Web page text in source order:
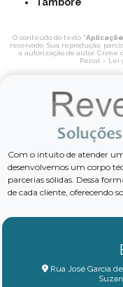
Tamboré
O conteúdo do texto "
reservado. Sua reprodução,
a autorização do autor. Crime
Penal – Lei
Com o intuito de atender
desenvolvemos um corpo
parcerias sólidas. Dessa
de cada cliente, oferecendo
Rua José Garcia